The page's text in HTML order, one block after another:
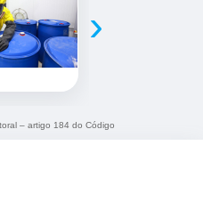
›
– artigo 184 do Código